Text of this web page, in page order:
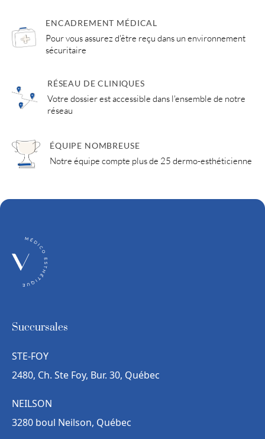
ENCADREMENT MÉDICAL
Pour vous assurez d'être reçu dans un environnement
sécuritaire
RÉSEAU DE CLINIQUES
Votre dossier est accessible dans l'ensemble de notre
réseau
ÉQUIPE NOMBREUSE
Notre équipe compte plus de 25 dermo-esthéticienne
Succursales
STE-FOY
2480, Ch. Ste Foy, Bur. 30, Québec
NEILSON
3280 boul Neilson, Québec